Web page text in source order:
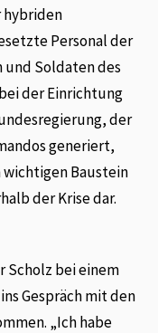
hybriden
Personal der
Soldaten des
der Einrichtung
der
generiert,
Baustein
der Krise dar.
Scholz bei einem
Gespräch mit den
„Ich habe